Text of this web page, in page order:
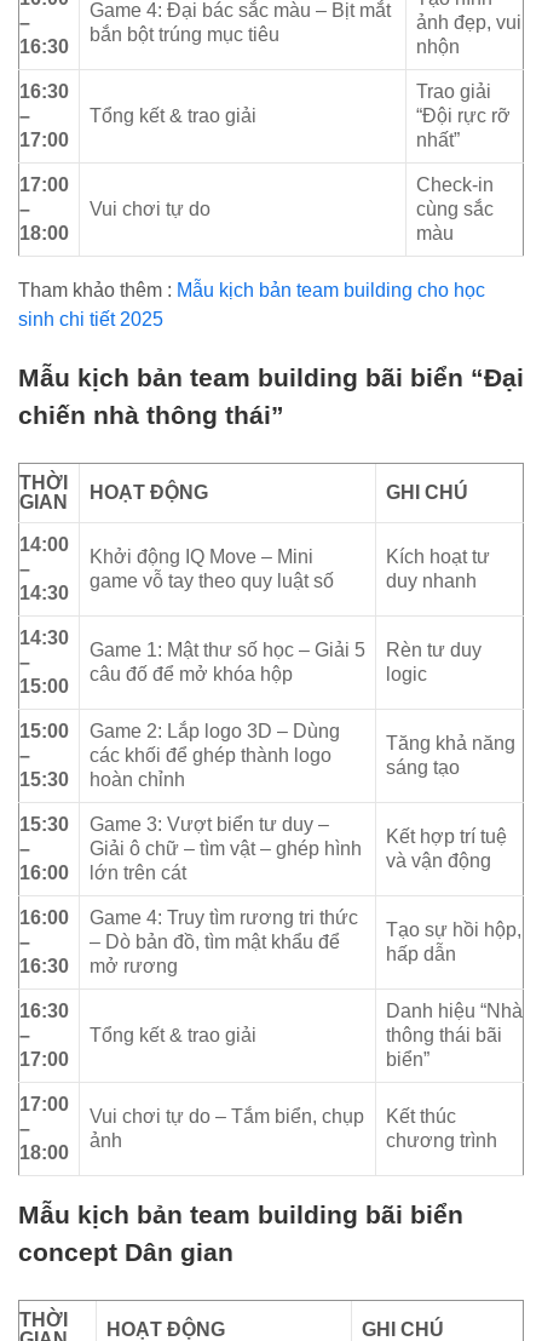
–
16:30
Game 4: Đại bác sắc màu – Bịt mắt
bắn bột trúng mục tiêu
ảnh đẹp, vui
nhộn
16:30
–
17:00
Tổng kết & trao giải
Trao giải
“Đội rực rỡ
nhất”
17:00
–
18:00
Vui chơi tự do
Check-in
cùng sắc
màu
Tham khảo thêm : Mẫu kịch bản team building cho học
sinh chi tiết 2025
Mẫu kịch bản team building bãi biển “Đại
chiến nhà thông thái”
THỜI
GIAN
HOẠT ĐỘNG GHI CHÚ
14:00
–
14:30
Khởi động IQ Move – Mini
game vỗ tay theo quy luật số
Kích hoạt tư
duy nhanh
14:30
–
15:00
Game 1: Mật thư số học – Giải 5
câu đố để mở khóa hộp
Rèn tư duy
logic
15:00
–
15:30
Game 2: Lắp logo 3D – Dùng
các khối để ghép thành logo
hoàn chỉnh
Tăng khả năng
sáng tạo
15:30
–
16:00
Game 3: Vượt biển tư duy –
Giải ô chữ – tìm vật – ghép hình
lớn trên cát
Kết hợp trí tuệ
và vận động
16:00
–
16:30
Game 4: Truy tìm rương tri thức
– Dò bản đồ, tìm mật khẩu để
mở rương
Tạo sự hồi hộp,
hấp dẫn
16:30
–
17:00
Tổng kết & trao giải
Danh hiệu “Nhà
thông thái bãi
biển”
17:00
–
18:00
Vui chơi tự do – Tắm biển, chụp
ảnh
Kết thúc
chương trình
Mẫu kịch bản team building bãi biển
concept Dân gian
THỜI
HOẠT ĐỘNG GHI CHÚ